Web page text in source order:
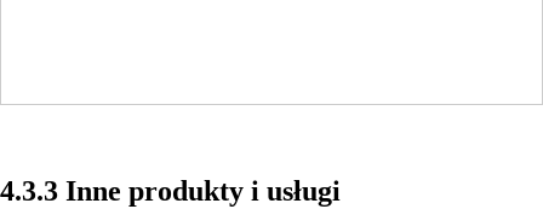
4.3.3 Inne produkty i usługi